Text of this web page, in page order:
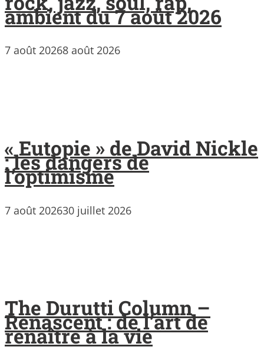
ambient du 7 août 2026
7 août 20268 août 2026
« Eutopie » de David Nickle
: les dangers de
l’optimisme
7 août 202630 juillet 2026
The Durutti Column –
Renascent : de l’art de
renaître à la vie